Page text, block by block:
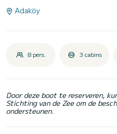
Adaköy
8 pers. 3 cabins
Door deze boot te reserveren,
Stichting van de Zee om de
ondersteunen.